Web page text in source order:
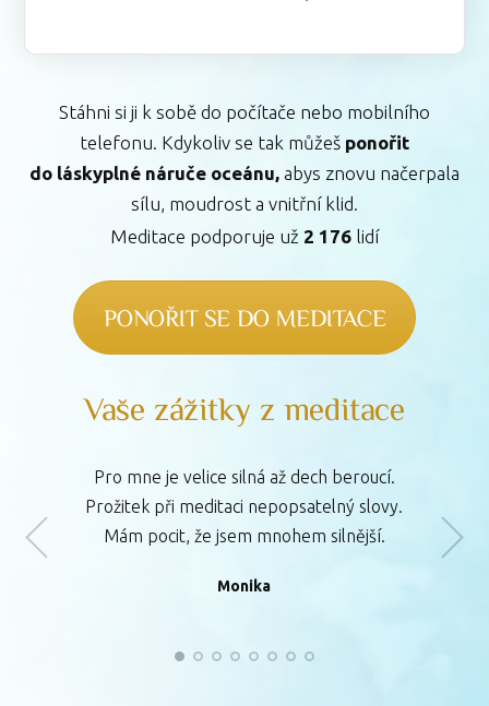
Stáhni si ji k sobě do počítače nebo mobilního
telefonu. Kdykoliv se tak můžeš ponořit
do láskyplné náruče oceánu, abys znovu načerpala
sílu, moudrost a vnitřní klid.
Meditace podporuje už 2 176 lidí
PONOŘIT SE DO MEDITACE
Vaše zážitky z meditace
Pro mne je velice silná až dech beroucí.
Prožitek při meditaci nepopsatelný slovy.
Mám pocit, že jsem mnohem silnější.
Monika
Pavlína
Katarína
Jana